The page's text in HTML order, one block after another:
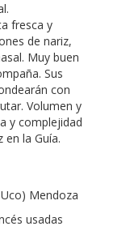
fresca y
de nariz,
Muy buen
Sus
con
Volumen y
y complejidad
en la Guía.
Mendoza
usadas